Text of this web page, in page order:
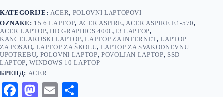
KATEGORIJE: ACER, POLOVNI LAPTOPOVI
OZNAKE: 15.6 LAPTOP, ACER ASPIRE, ACER ASPIRE E1-570,
ACER LAPTOP,HD GRAPHICS 4000,I3 LAPTOP,
KANCELARIJSKI LAPTOP,LAPTOP ZA INTERNET,LAPTOP
ZA POSAO, LAPTOP ZA ŠKOLU, LAPTOP ZA SVAKODNEVNU
UPOTREBU, POLOVNI LAPTOP, POVOLJAN LAPTOP, SSD
LAPTOP,WINDOWS 10 LAPTOP
БРЕНД: ACER
Fa M
E